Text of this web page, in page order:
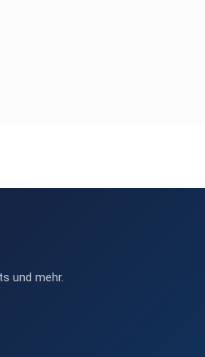
und mehr.